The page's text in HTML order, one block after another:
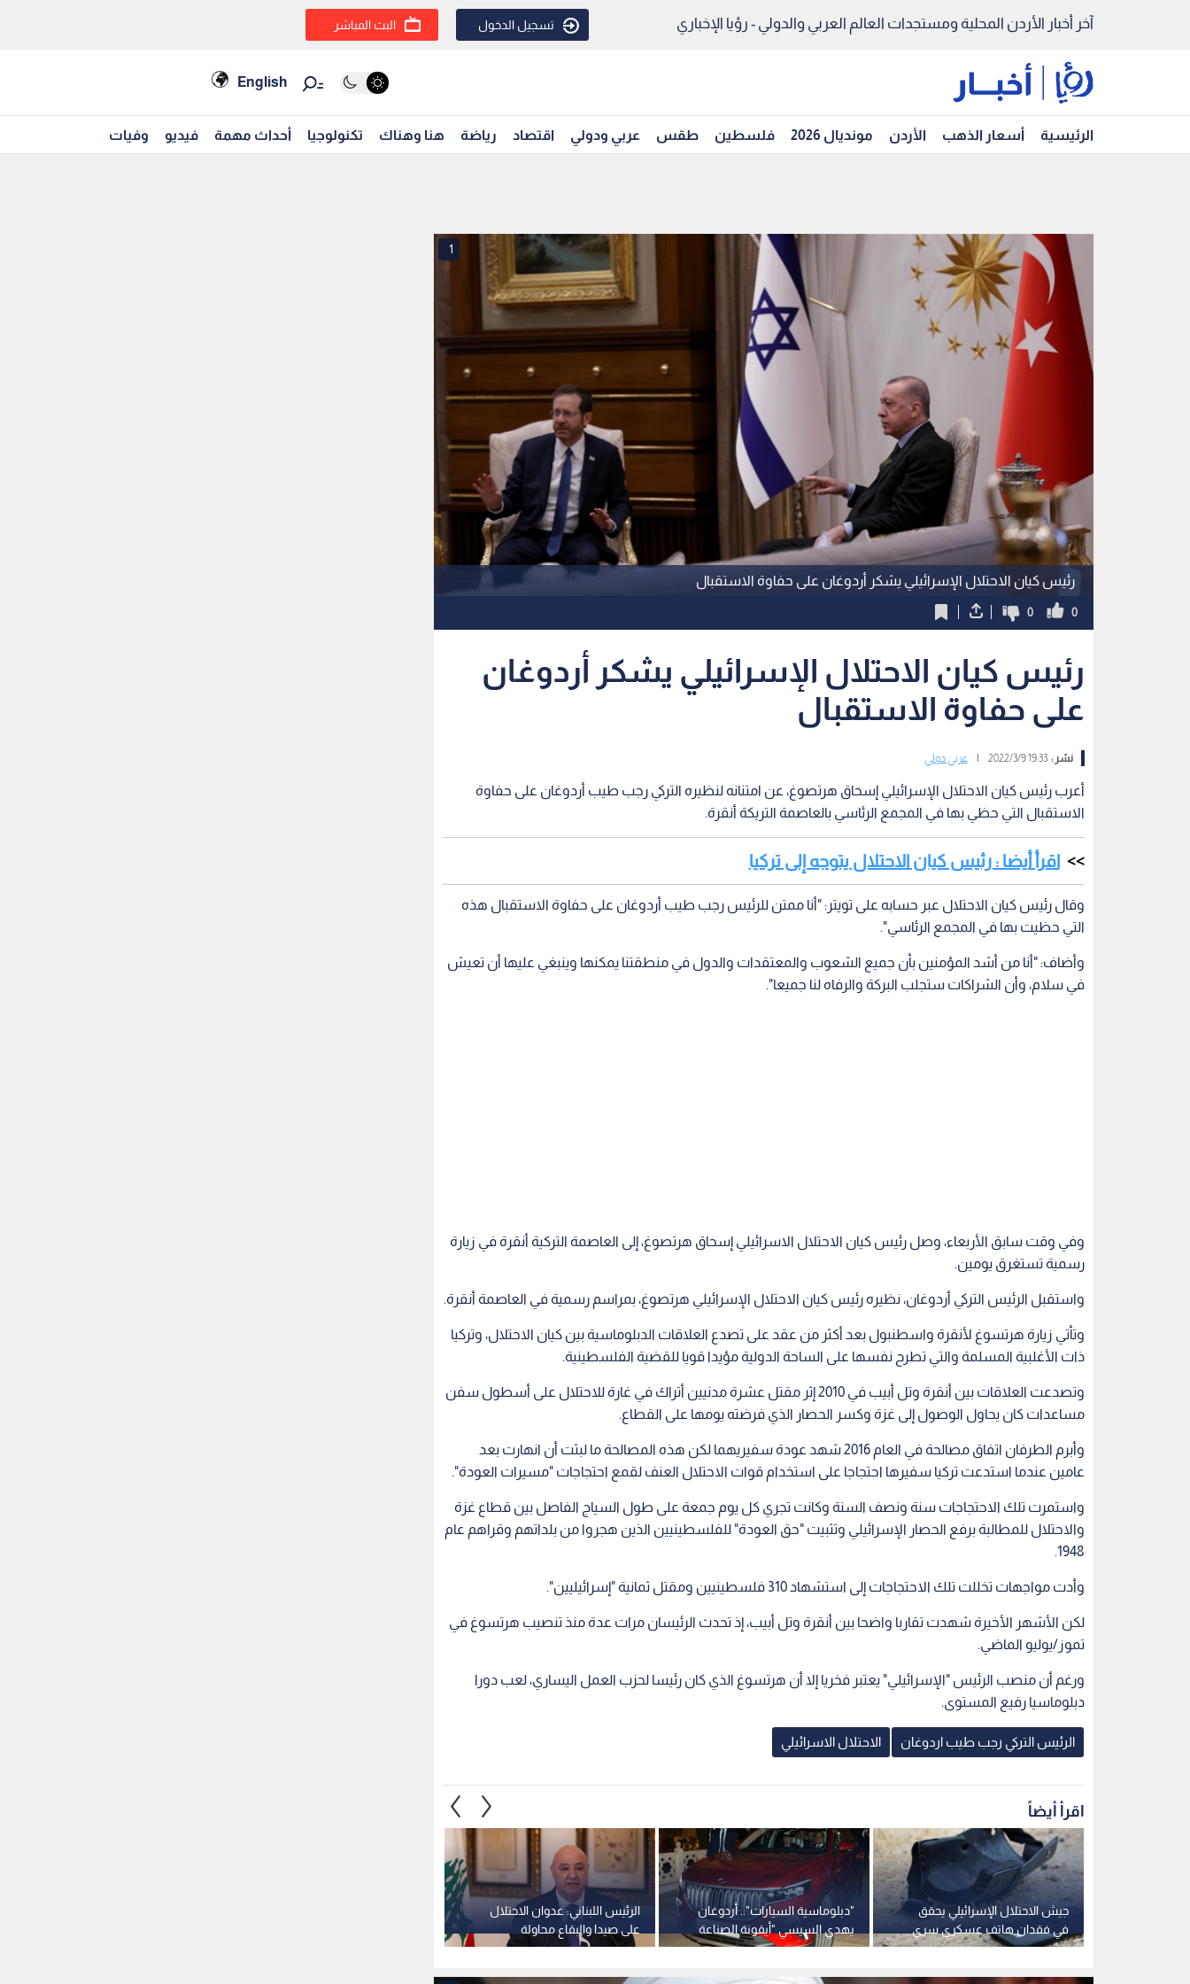
آخر أخبار الأردن المحلية ومستجدات العالم العربي والدولي - رؤيا الإخباري تسجيل الدخول البث المباشر
English
الرئيسية أسعار الذهب الأردن مونديال 2026 فلسطين طقس عربي ودولي اقتصاد رياضة هنا وهناك تكنولوجيا أحداث مهمة فيديو وفيات
رئيس كيان الاحتلال الإسرائيلي يشكر أردوغان على حفاوة الاستقبال
1
0
0
رئيس كيان الاحتلال الإسرائيلي يشكر أردوغان
على حفاوة الاستقبال
نشر :19:33 2022/3/9 عربي دولي
أعرب رئيس كيان الاحتلال الإسرائيلي إسحاق هرتصوغ، عن امتنانه لنظيره التركي رجب طيب أردوغان على حفاوة
الاستقبال التي حظي بها في المجمع الرئاسي بالعاصمة التريكة أنقرة.
اقرأ أيضا : رئيس كيان الاحتلال يتوجه إلى تركيا
وقال رئيس كيان الاحتلال عبر حسابه على تويتر: "أنا ممتن للرئيس رجب طيب أردوغان على حفاوة الاستقبال هذه
التي حظيت بها في المجمع الرئاسي".
وأضاف: "أنا من أشد المؤمنين بأن جميع الشعوب والمعتقدات والدول في منطقتنا يمكنها وينبغي عليها أن تعيش
في سلام، وأن الشراكات ستجلب البركة والرفاه لنا جميعا".
وفي وقت سابق الأربعاء، وصل رئيس كيان الاحتلال الاسرائيلي إسحاق هرتصوغ، إلى العاصمة التركية أنقرة في زيارة
رسمية تستغرق يومين.
واستقبل الرئيس التركي أردوغان، نظيره رئيس كيان الاحتلال الإسرائيلي هرتصوغ، بمراسم رسمية في العاصمة أنقرة.
وتأتي زيارة هرتسوغ لأنقرة واسطنبول بعد أكثر من عقد على تصدع العلاقات الدبلوماسية بين كيان الاحتلال، وتركيا
ذات الأغلبية المسلمة والتي تطرح نفسها على الساحة الدولية مؤيدا قويا للقضية الفلسطينية.
وتصدعت العلاقات بين أنقرة وتل أبيب في 2010 إثر مقتل عشرة مدنيين أتراك في غارة للاحتلال على أسطول سفن
مساعدات كان يحاول الوصول إلى غزة وكسر الحصار الذي فرضته يومها على القطاع.
وأبرم الطرفان اتفاق مصالحة في العام 2016 شهد عودة سفيريهما لكن هذه المصالحة ما لبثت أن انهارت بعد
عامين عندما استدعت تركيا سفيرها احتجاجا على استخدام قوات الاحتلال العنف لقمع احتجاجات "مسيرات العودة".
واستمرت تلك الاحتجاجات سنة ونصف السنة وكانت تجري كل يوم جمعة على طول السياج الفاصل بين قطاع غزة
والاحتلال للمطالبة برفع الحصار الإسرائيلي وتثبيت "حق العودة" للفلسطينيين الذين هجروا من بلداتهم وقراهم عام
1948.
وأدت مواجهات تخللت تلك الاحتجاجات إلى استشهاد 310 فلسطينيين ومقتل ثمانية "إسرائيليين".
لكن الأشهر الأخيرة شهدت تقاربا واضحا بين أنقرة وتل أبيب، إذ تحدث الرئيسان مرات عدة منذ تنصيب هرتسوغ في
تموز/يوليو الماضي.
ورغم أن منصب الرئيس "الإسرائيلي" يعتبر فخريا إلا أن هرتسوغ الذي كان رئيسا لحزب العمل اليساري، لعب دورا
دبلوماسيا رفيع المستوى.
الرئيس التركي رجب طيب اردوغان الاحتلال الاسرائيلي
اقرأ أيضاً
الرئيس اللبناني: عدوان الاحتلال
على صيدا والبقاع محاولة
مكشوفة لإفشال "الميكانيزم"
"دبلوماسية السيارات".. أردوغان
يهدي السيسي "أيقونة الصناعة
التركية" في القاهرة
جيش الاحتلال الإسرائيلي يحقق
في فقدان هاتف عسكري سري
بمحافظة درعا السورية